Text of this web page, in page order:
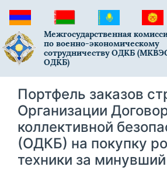
Межгосударственная
по военно-экономическому
сотрудничеству ОДКБ
ОДКБ)
Портфель заказов
Организации
коллективной
(ОДКБ) на покупку
техники за